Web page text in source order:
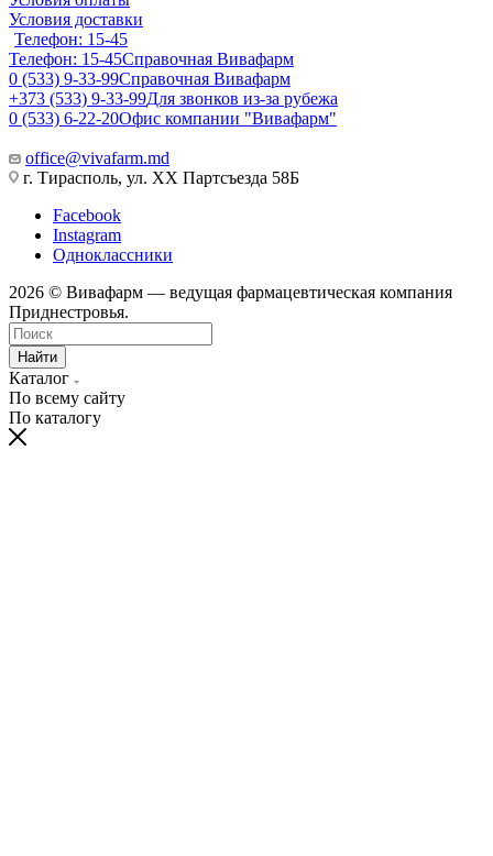
Условия доставки
Телефон: 15-45
Телефон: 15-45Справочная Вивафарм
0 (533) 9-33-99Справочная Вивафарм
+373 (533) 9-33-99Для звонков из-за рубежа
0 (533) 6-22-20Офис компании "Вивафарм"
office@vivafarm.md
г. Тирасполь, ул. ХХ Партсъезда 58Б
Facebook
Instagram
Одноклассники
2026 © Вивафарм — ведущая фармацевтическая компания
Приднестровья.
Найти
Каталог
По всему сайту
По каталогу